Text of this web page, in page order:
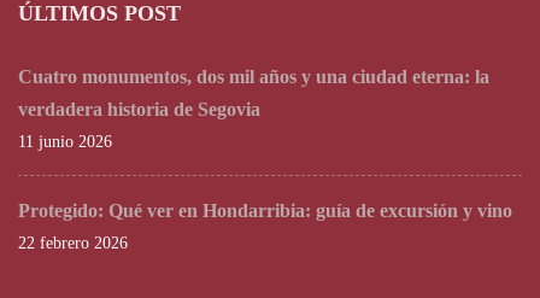
ÚLTIMOS POST
Cuatro monumentos, dos mil años y una ciudad eterna: la
verdadera historia de Segovia
11 junio 2026
Protegido: Qué ver en Hondarribia: guía de excursión y vino
22 febrero 2026